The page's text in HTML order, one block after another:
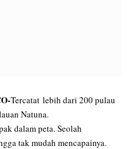
Tercatat lebih dari 200 pulau
Natuna.
dalam peta. Seolah
tak mudah mencapainya.